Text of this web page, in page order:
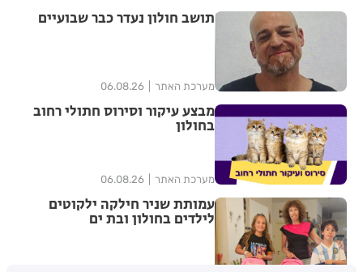
תושב חולון נעדר כבר שבועיים
מערכת האתר 06.08.26
מבצע עיקור וסירוס חתולי רחוב
בחולון
מערכת האתר 06.08.26
עמותת שניר חילקה ילקוטים
לילדים בחולון ובת ים